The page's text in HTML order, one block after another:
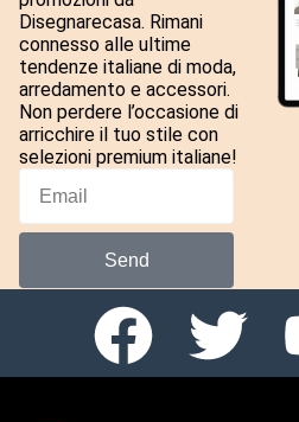
Disegnarecasa. Rimani
connesso alle ultime
tendenze italiane di moda,
arredamento e accessori.
Non perdere l’occasione di
arricchire il tuo stile con
selezioni premium italiane!
Send